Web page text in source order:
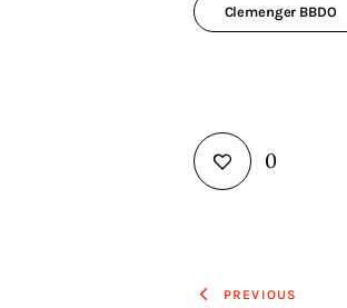
Clemenger BBDO
0
PREVIOUS